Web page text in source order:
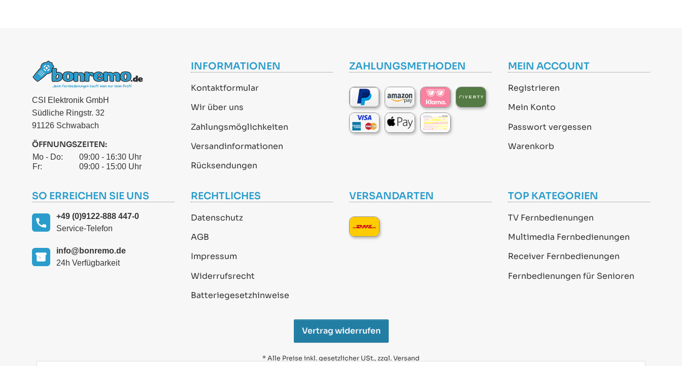
CSI Elektronik GmbH
Südliche Ringstr. 32
91126 Schwabach
ÖFFNUNGSZEITEN:
Mo - Do:
09:00 - 16:30 Uhr
Fr:
09:00 - 15:00 Uhr
INFORMATIONEN
Kontaktformular
Wir über uns
Zahlungsmöglichkeiten
Versandinformationen
Rücksendungen
ZAHLUNGSMETHODEN MEIN ACCOUNT
Registrieren
Mein Konto
Passwort vergessen
Warenkorb
SO ERREICHEN SIE UNS
+49 (0)9122-888 447-0
Service-Telefon
info@bonremo.de
24h Verfügbarkeit
RECHTLICHES
Datenschutz
AGB
Impressum
Widerrufsrecht
Batteriegesetzhinweise
VERSANDARTEN TOP KATEGORIEN
TV Fernbedienungen
Multimedia Fernbedienungen
Receiver Fernbedienungen
Fernbedienungen für Senioren
Vertrag widerrufen
* Alle Preise inkl. gesetzlicher USt., zzgl.Versand